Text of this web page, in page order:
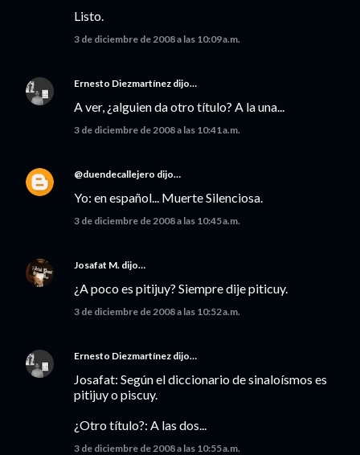
Listo.
3 de diciembre de 2008 a las 10:09 a.m.
Ernesto Diezmartínez dijo…
A ver, ¿alguien da otro título? A la una...
3 de diciembre de 2008 a las 10:41 a.m.
@duendecallejero dijo…
Yo: en español... Muerte Silenciosa.
3 de diciembre de 2008 a las 10:45 a.m.
Josafat M. dijo…
¿A poco es pitijuy? Siempre dije piticuy.
3 de diciembre de 2008 a las 10:52 a.m.
Ernesto Diezmartínez dijo…
Josafat: Según el diccionario de sinaloísmos es
pitijuy o piscuy.
¿Otro título?: A las dos...
3 de diciembre de 2008 a las 10:55 a.m.